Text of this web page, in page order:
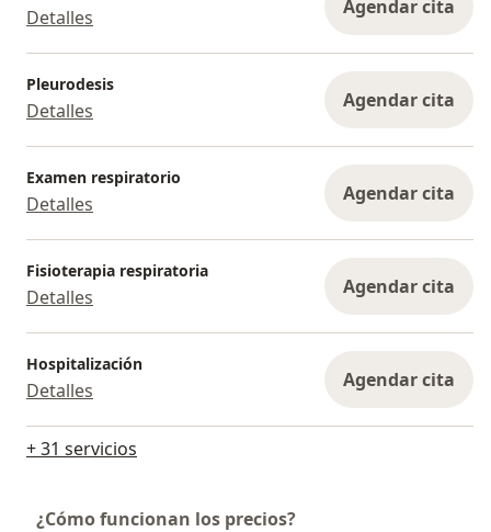
Detalles Agendar cita
Pleurodesis
Detalles Agendar cita
Examen respiratorio
Detalles Agendar cita
Fisioterapia respiratoria
Detalles Agendar cita
Hospitalización
Detalles Agendar cita
+ 31 servicios
¿Cómo funcionan los precios?